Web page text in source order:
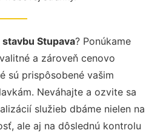
Stupava? Ponúkame
a zároveň cenovo
sú prispôsobené vašim
Neváhajte a ozvite sa
služieb dbáme nielen na
ale aj na dôslednú kontrolu